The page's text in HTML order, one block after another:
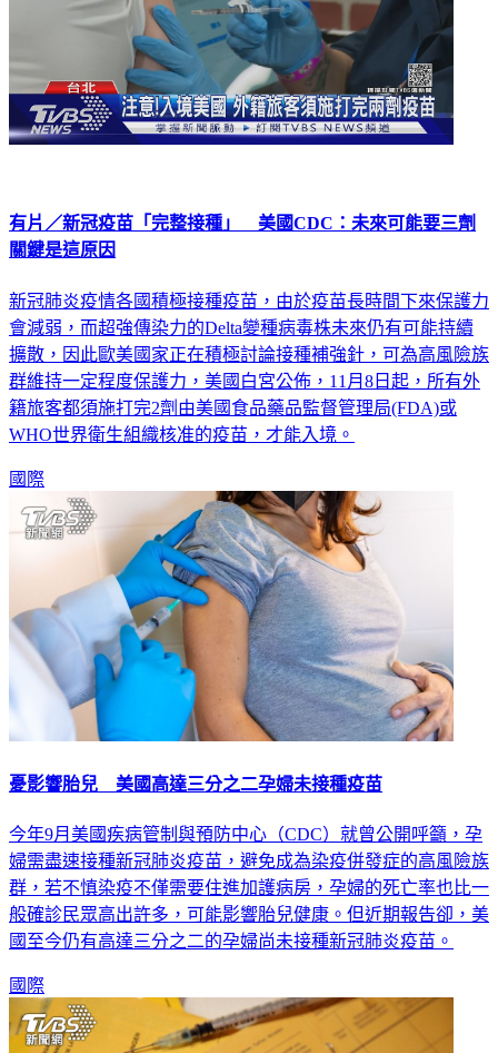
有片／新冠疫苗「完整接種」 美國CDC：未來可能要三劑
關鍵是這原因
新冠肺炎疫情各國積極接種疫苗，由於疫苗長時間下來保護力
會減弱，而超強傳染力的Delta變種病毒株未來仍有可能持續
擴散，因此歐美國家正在積極討論接種補強針，可為高風險族
群維持一定程度保護力，美國白宮公佈，11月8日起，所有外
籍旅客都須施打完2劑由美國食品藥品監督管理局(FDA)或
WHO世界衛生組織核准的疫苗，才能入境。
國際
憂影響胎兒 美國高達三分之二孕婦未接種疫苗
今年9月美國疾病管制與預防中心（CDC）就曾公開呼籲，孕
婦需盡速接種新冠肺炎疫苗，避免成為染疫併發症的高風險族
群，若不慎染疫不僅需要住進加護病房，孕婦的死亡率也比一
般確診民眾高出許多，可能影響胎兒健康。但近期報告卻，美
國至今仍有高達三分之二的孕婦尚未接種新冠肺炎疫苗。
國際